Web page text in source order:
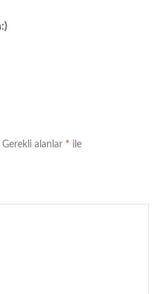
Gerekli alanlar * ile